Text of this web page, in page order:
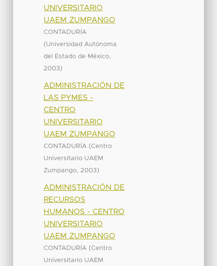
UNIVERSITARIO
UAEM ZUMPANGO
CONTADURÍA
(Universidad Autónoma
del Estado de México,
2003)
ADMINISTRACIÓN DE
LAS PYMES -
CENTRO
UNIVERSITARIO
UAEM ZUMPANGO
CONTADURÍA (Centro
Universitario UAEM
Zumpango, 2003)
ADMINISTRACIÓN DE
RECURSOS
HUMANOS - CENTRO
UNIVERSITARIO
UAEM ZUMPANGO
CONTADURÍA (Centro
Universitario UAEM